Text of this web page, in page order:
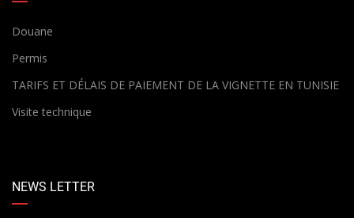
Douane
Permis
TARIFS ET DÉLAIS DE PAIEMENT DE LA VIGNETTE EN TUNISIE
Visite technique
NEWS LETTER